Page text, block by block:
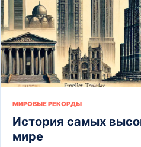
МИРОВЫЕ РЕКОРДЫ
История самых
мире